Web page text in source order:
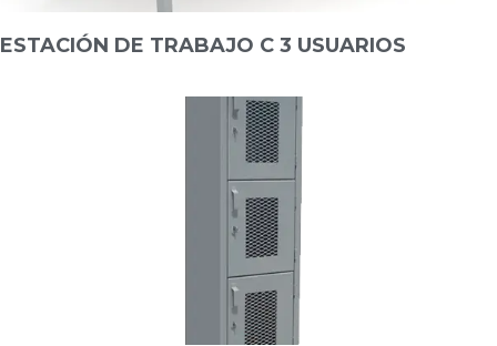
ESTACIÓN DE TRABAJO C 3 USUARIOS